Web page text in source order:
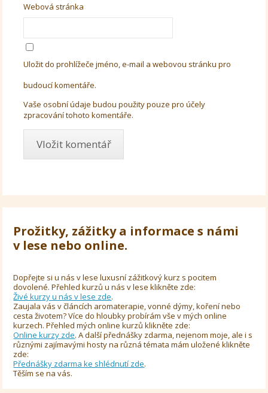
Webová stránka
Uložit do prohlížeče jméno, e-mail a webovou stránku pro
budoucí komentáře.
Vaše osobní údaje budou použity pouze pro účely
zpracování tohoto komentáře.
Prožitky, zážitky a informace s námi
v lese nebo online.
Dopřejte si u nás v lese luxusní zážitkový kurz s pocitem
dovolené. Přehled kurzů u nás v lese klikněte zde:
Živé kurzy u nás v lese zde.
Zaujala vás v článcích aromaterapie, vonné dýmy, koření nebo
cesta životem? Více do hloubky probírám vše v mých online
kurzech. Přehled mých online kurzů klikněte zde:
Online kurzy zde. A další přednášky zdarma, nejenom moje, ale i s
různými zajímavými hosty na různá témata mám uložené klikněte
zde:
Přednášky zdarma ke shlédnutí zde.
Těším se na vás.